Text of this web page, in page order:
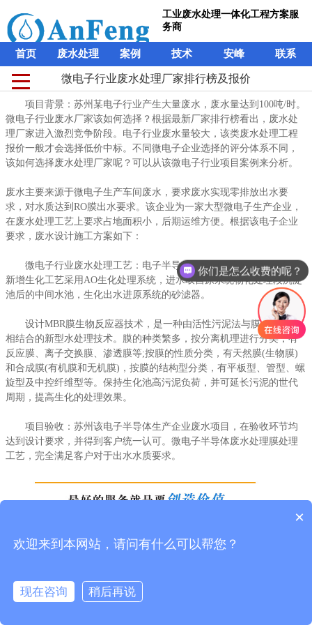
工业废水处理一体化工程方案服
务商
首页 废水处理 案例 技术 安峰 联系
微电子行业废水处理厂家排行榜及报价
项目背景：苏州某电子行业产生大量废水，废水量达到100吨/时。
微电子行业废水厂家该如何选择？根据最新厂家排行榜看出，废水处
理厂家进入激烈竞争阶段。电子行业废水量较大，该类废水处理工程
报价一般才会选择低价中标。不同微电子企业选择的评分体系不同，
该如何选择废水处理厂家呢？可以从该微电子行业项目案例来分析。
废水主要来源于微电子生产车间废水，要求废水实现零排放出水要
求，对水质达到RO膜出水要求。该企业为一家大型微电子生产企业，
在废水处理工艺上要求占地面积小，后期运维方便。根据该电子企业
要求，废水设计施工方案如下：
微电子行业废水处理工艺：电子半导体废水中的含氰废水系统，
新增生化工艺采用AO生化处理系统，进水取自原系统物化处理段沉淀
池后的中间水池，生化出水进原系统的砂滤器。
设计MBR膜生物反应器技术，是一种由活性污泥法与膜分离技术
相结合的新型水处理技术。膜的种类繁多，按分离机理进行分类，有
反应膜、离子交换膜、渗透膜等;按膜的性质分类，有天然膜(生物膜)
和合成膜(有机膜和无机膜)，按膜的结构型分类，有平板型、管型、螺
旋型及中控纤维型等。保持生化池高污泥负荷，并可延长污泥的世代
周期，提高生化的处理效果。
项目验收：苏州该电子半导体生产企业废水项目，在验收环节均
达到设计要求，并得到客户统一认可。微电子半导体废水处理膜处理
工艺，完全满足客户对于出水水质要求。
务商
首页 废水处理 案例 技术 安峰 联系
微电子行业废水处理厂家排行榜及报价
项目背景：苏州某电子行业产生大量废水，废水量达到100吨/时。
微电子行业废水厂家该如何选择？根据最新厂家排行榜看出，废水处
理厂家进入激烈竞争阶段。电子行业废水量较大，该类废水处理工程
报价一般才会选择低价中标。不同微电子企业选择的评分体系不同，
该如何选择废水处理厂家呢？可以从该微电子行业项目案例来分析。
废水主要来源于微电子生产车间废水，要求废水实现零排放出水要
求，对水质达到RO膜出水要求。该企业为一家大型微电子生产企业，
在废水处理工艺上要求占地面积小，后期运维方便。根据该电子企业
要求，废水设计施工方案如下：
微电子行业废水处理工艺：电子半导体废水中的含氰废水系统，
新增生化工艺采用AO生化处理系统，进水取自原系统物化处理段沉淀
池后的中间水池，生化出水进原系统的砂滤器。
设计MBR膜生物反应器技术，是一种由活性污泥法与膜分离技术
相结合的新型水处理技术。膜的种类繁多，按分离机理进行分类，有
反应膜、离子交换膜、渗透膜等;按膜的性质分类，有天然膜(生物膜)
和合成膜(有机膜和无机膜)，按膜的结构型分类，有平板型、管型、螺
旋型及中控纤维型等。保持生化池高污泥负荷，并可延长污泥的世代
周期，提高生化的处理效果。
项目验收：苏州该电子半导体生产企业废水项目，在验收环节均
达到设计要求，并得到客户统一认可。微电子半导体废水处理膜处理
工艺，完全满足客户对于出水水质要求。
你们是怎么收费的呢？
×
欢迎来到本网站，请问有什么可以帮您？
现在咨询 稍后再说